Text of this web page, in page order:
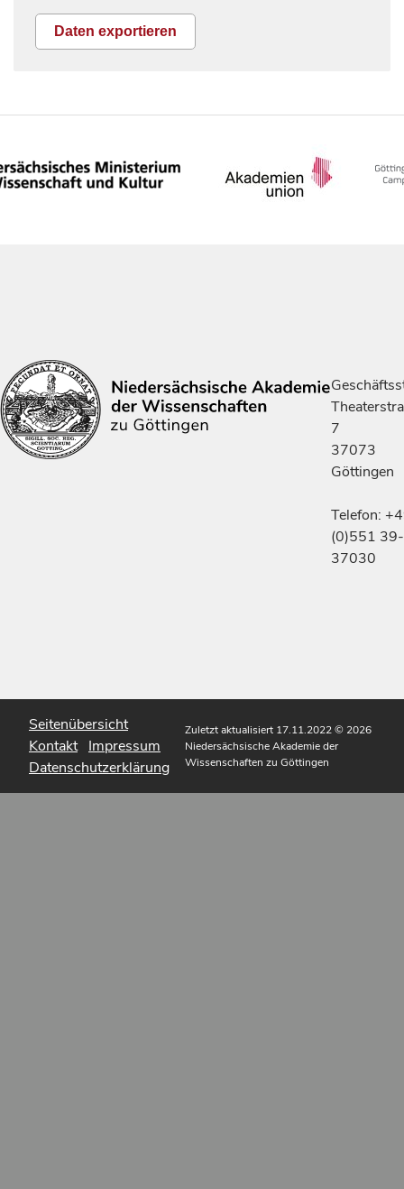
Daten exportieren
7
37073
Göttingen
Telefon:
(0)551 39-
37030
Seitenübersicht
Kontakt Impressum
Datenschutzerklärung
Zuletzt aktualisiert 17.11.2022© 2026
Niedersächsische Akademie der
Wissenschaften zu Göttingen